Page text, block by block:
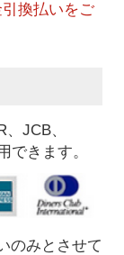
換払いをご
JCB、
できます。
のみとさせて